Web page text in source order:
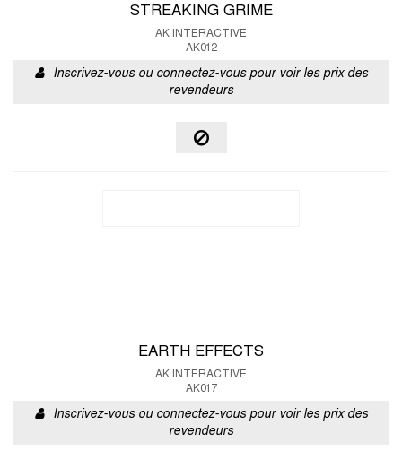
STREAKING GRIME
AK INTERACTIVE
AK012
Inscrivez-vous ou connectez-vous pour voir les prix des
revendeurs
EARTH EFFECTS
AK INTERACTIVE
AK017
Inscrivez-vous ou connectez-vous pour voir les prix des
revendeurs